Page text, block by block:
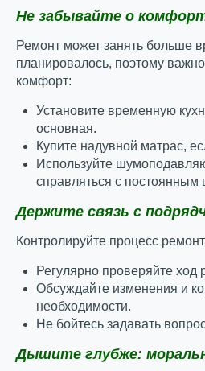
Не забывайте о
Ремонт может занять больше
планировалось, поэтому
комфорт:
Установите временную
основная.
Купите надувной матрас,
Используйте
справляться с
Держите связь с
Контролируйте процесс
Регулярно проверяйте ход
Обсуждайте изменения и
необходимости.
Не бойтесь задавать
Дышите глубже: